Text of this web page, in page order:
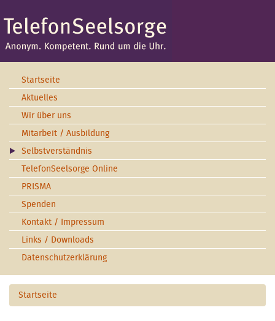
Startseite
Aktuelles
Wir über uns
Mitarbeit / Ausbildung
Selbstverständnis
TelefonSeelsorge Online
PRISMA
Spenden
Kontakt / Impressum
Links / Downloads
Datenschutzerklärung
Startseite